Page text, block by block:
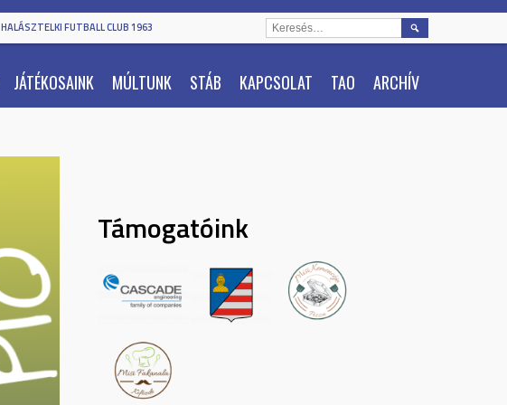
HALÁSZTELKI FUTBALL CLUB 1963
JÁTÉKOSAINK MÚLTUNK STÁB KAPCSOLAT TAO ARCHÍV
KERESÉS:
Támogatóink